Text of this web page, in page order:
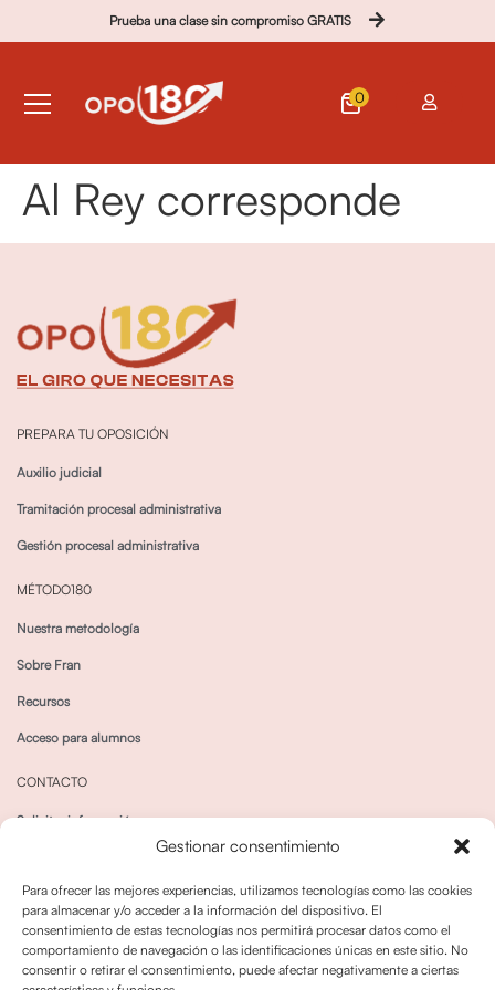
Gestionar consentimiento
Para ofrecer las mejores experiencias, utilizamos tecnologías como las cookies
para almacenar y/o acceder a la información del dispositivo. El
consentimiento de estas tecnologías nos permitirá procesar datos como el
comportamiento de navegación o las identificaciones únicas en este sitio. No
consentir o retirar el consentimiento, puede afectar negativamente a ciertas
Prueba una clase sin compromiso GRATIS
0
Al Rey corresponde
PREPARA TU OPOSICIÓN
Auxilio judicial
Tramitación procesal administrativa
Gestión procesal administrativa
MÉTODO180
Nuestra metodología
Sobre Fran
Recursos
Acceso para alumnos
CONTACTO
Solicitar información